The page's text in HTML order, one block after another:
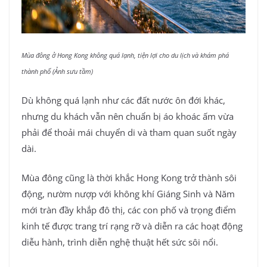
Mùa đông ở Hong Kong không quá lạnh, tiện lợi cho du lịch và khám phá
thành phố (Ảnh sưu tầm)
Dù không quá lạnh như các đất nước ôn đới khác,
nhưng du khách vẫn nên chuẩn bị áo khoác ấm vừa
phải để thoải mái chuyển di và tham quan suốt ngày
dài.
Mùa đông cũng là thời khắc Hong Kong trở thành sôi
động, nườm nượp với không khí Giáng Sinh và Năm
mới tràn đầy khắp đô thị, các con phố và trọng điểm
kinh tế được trang trí rạng rỡ và diễn ra các hoạt động
diễu hành, trình diễn nghệ thuật hết sức sôi nổi.